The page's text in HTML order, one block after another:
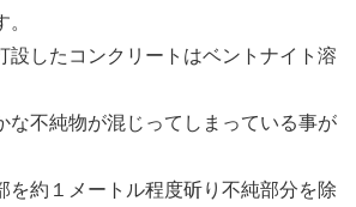
設したコンクリートはベントナイト溶
な不純物が混じってしまっている事が
を約１メートル程度斫り不純部分を除